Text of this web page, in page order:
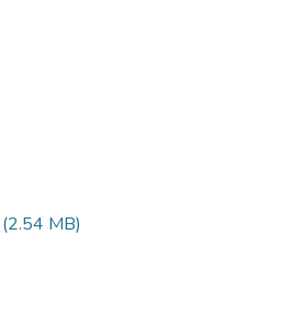
(2.54 MB)